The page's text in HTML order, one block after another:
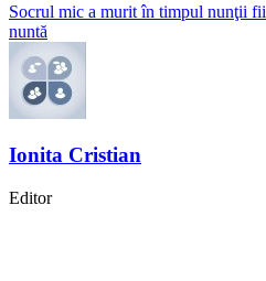
Socrul mic a murit în timpul nunţii
nuntă
Ionita Cristian
Editor